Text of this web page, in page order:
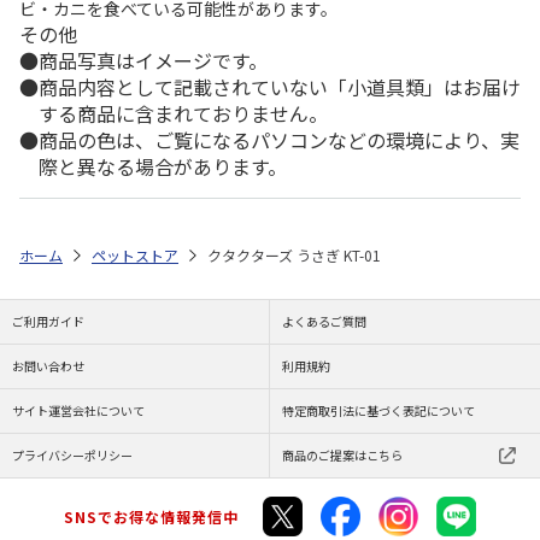
ビ・カニを食べている可能性があります。
その他
商品写真はイメージです。
商品内容として記載されていない「小道具類」はお届け
する商品に含まれておりません。
商品の色は、ご覧になるパソコンなどの環境により、実
際と異なる場合があります。
ホーム ペットストア クタクターズ うさぎ KT-01
ご利用ガイド よくあるご質問
お問い合わせ 利用規約
サイト運営会社について 特定商取引法に基づく表記について
プライバシーポリシー 商品のご提案はこちら
SNSでお得な情報発信中